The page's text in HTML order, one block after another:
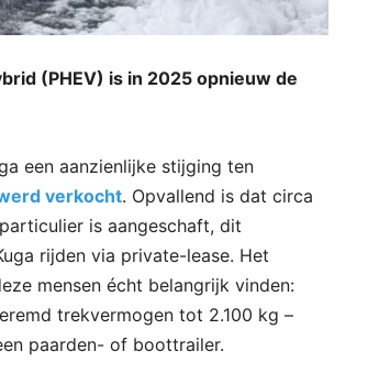
(PHEV) is in 2025 opnieuw de
een aanzienlijke stijging ten
verkocht. Opvallend is dat circa
is aangeschaft, dit
rijden via private-lease. Het
mensen écht belangrijk vinden:
trekvermogen tot 2.100 kg –
paarden- of boottrailer.